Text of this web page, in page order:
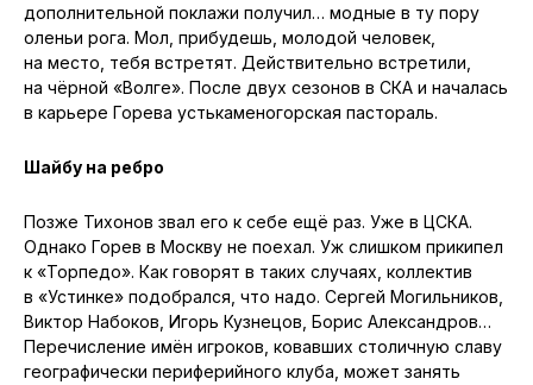
дополнительной поклажи получил… модные в ту пору
оленьи рога. Мол, прибудешь, молодой человек,
на место, тебя встретят. Действительно встретили,
на чёрной «Волге». После двух сезонов в СКА и началась
в карьере Горева устькаменогорская пастораль.
Шайбу на ребро
Позже Тихонов звал его к себе ещё раз. Уже в ЦСКА.
Однако Горев в Москву не поехал. Уж слишком прикипел
к «Торпедо». Как говорят в таких случаях, коллектив
в «Устинке» подобрался, что надо. Сергей Могильников,
Виктор Набоков, Игорь Кузнецов, Борис Александров…
Перечисление имён игроков, ковавших столичную славу
географически периферийного клуба, может занять